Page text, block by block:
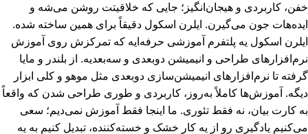
خفن، کاربردی و هیجان‌انگیز؛ جایی که خلاقیتت روشن می‌شه و
ایده‌هات جون می‌گیرن. ایلرن اسکول دقیقاً برای همین ساخته شده.
ایلرن اسکول یه پلتفرم آموزشی حرفه‌ایه که تمرکزش روی آموزش
نرم‌افزارهای طراحی و انیمیشن دو‌بعدی و سه‌بعدیه. از بلندر و مایا
گرفته تا نرم‌افزارهای انیمیشن‌سازی دوبعدی مثل موهو و کلی ابزار
دیگه. آموزش‌ها کاملاً به‌روز، کاربردی و طوری طراحی شدن که واقعاً
به کارت بیان، نه فقط تئوری. ما اینجا فقط آموزش نمی‌دیم؛ سعی
می‌کنیم یادگیری رو از یه کار خشک و خسته‌کننده، تبدیل کنیم به یه